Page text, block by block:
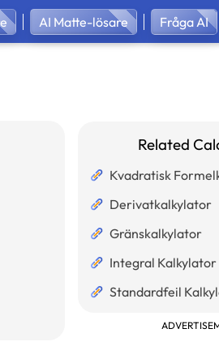
AI Matte-lösare Fråga AI
Related
Kvadratisk
Derivatkalkylator
Gränskalkylator
Integral Kalkylator
Standardfeil